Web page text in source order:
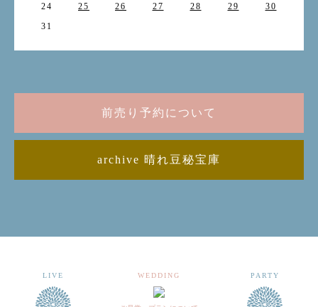
24
25 26 27 28 29
30
31
前売り予約について
archive 晴れ豆秘宝庫
LIVE WEDDING PARTY